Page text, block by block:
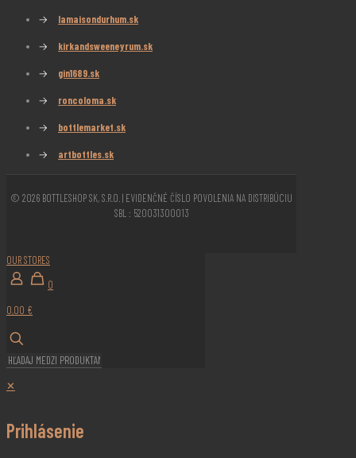
→ lamaisondurhum.sk
→ kirkandsweeneyrum.sk
→ gin1689.sk
→ roncoloma.sk
→ bottlemarket.sk
→ artbottles.sk
© 2026 BOTTLESHOP SK, S.R.O. | EVIDENČNÉ ČÍSLO POVOLENIA NA DISTRIBÚCIU
SBL : 520031300013
OUR STORES
0
0,00 €
✕
Prihlásenie